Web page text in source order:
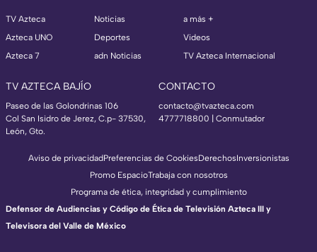
TV Azteca
Azteca UNO
Azteca 7
Noticias
Deportes
adn Noticias
a más +
Videos
TV Azteca Internacional
TV AZTECA BAJÍO
Paseo de las Golondrinas 106
Col San Isidro de Jerez, C.p- 37530,
León, Gto.
CONTACTO
contacto@tvazteca.com
4777718800 | Conmutador
Aviso de privacidadPreferencias de CookiesDerechosInversionistas
Promo EspacioTrabaja con nosotros
Programa de ética, integridad y cumplimiento
Defensor de Audiencias y Código de Ética de Televisión Azteca III y
Televisora del Valle de México